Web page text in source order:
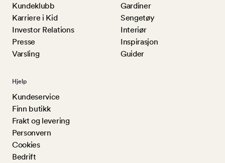
Kundeklubb
Karriere i Kid
Investor Relations
Presse
Varsling
Gardiner
Sengetøy
Interiør
Inspirasjon
Guider
Hjelp
Kundeservice
Finn butikk
Frakt og levering
Personvern
Cookies
Bedrift